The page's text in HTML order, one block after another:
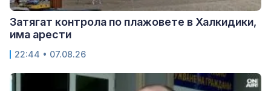
Затягат контрола по плажовете в Халкидики,
има арести
22:44 • 07.08.26